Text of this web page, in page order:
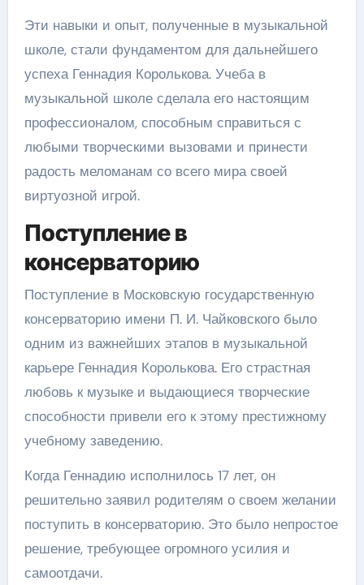
Эти навыки и опыт, полученные в музыкальной
школе, стали фундаментом для дальнейшего
успеха Геннадия Королькова. Учеба в
музыкальной школе сделала его настоящим
профессионалом, способным справиться с
любыми творческими вызовами и принести
радость меломанам со всего мира своей
виртуозной игрой.
Поступление в
консерваторию
Поступление в Московскую государственную
консерваторию имени П. И. Чайковского было
одним из важнейших этапов в музыкальной
карьере Геннадия Королькова. Его страстная
любовь к музыке и выдающиеся творческие
способности привели его к этому престижному
учебному заведению.
Когда Геннадию исполнилось 17 лет, он
решительно заявил родителям о своем желании
поступить в консерваторию. Это было непростое
решение, требующее огромного усилия и
самоотдачи.